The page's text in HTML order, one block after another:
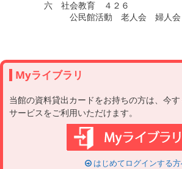
六　社会教育　４２６
公民館活動　老人会　婦人会
Myライブラリ
当館の資料貸出カードをお持ちの方は、今
サービスをご利用いただけます。
はじめてログインする